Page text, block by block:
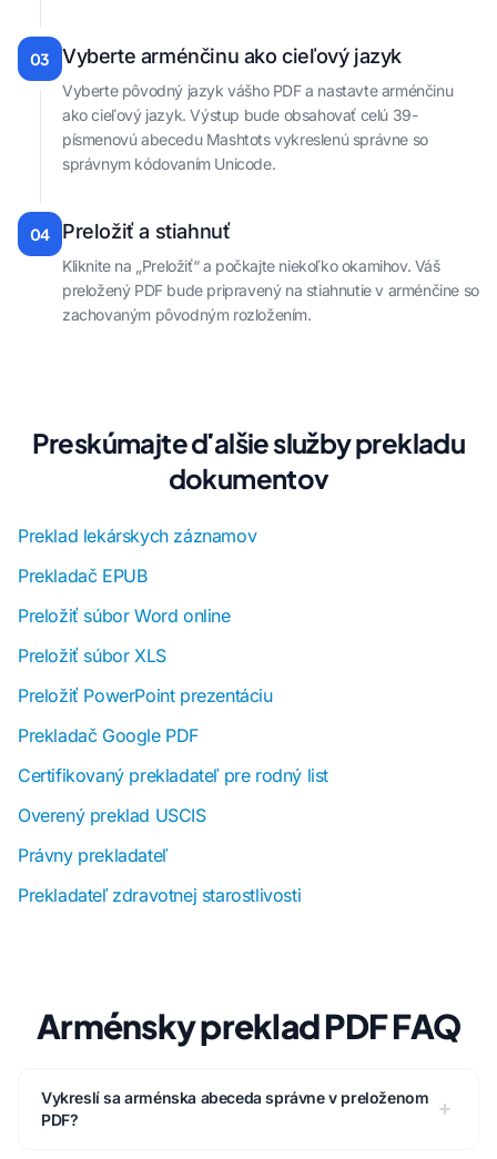
03 Vyberte arménčinu ako cieľový jazyk
Vyberte pôvodný jazyk vášho PDF a nastavte arménčinu
ako cieľový jazyk. Výstup bude obsahovať celú 39-
písmenovú abecedu Mashtots vykreslenú správne so
správnym kódovaním Unicode.
04 Preložiť a stiahnuť
Kliknite na „Preložiť“ a počkajte niekoľko okamihov. Váš
preložený PDF bude pripravený na stiahnutie v arménčine so
zachovaným pôvodným rozložením.
Preskúmajte ďalšie služby prekladu
dokumentov
Preklad lekárskych záznamov
Prekladač EPUB
Preložiť súbor Word online
Preložiť súbor XLS
Preložiť PowerPoint prezentáciu
Prekladač Google PDF
Certifikovaný prekladateľ pre rodný list
Overený preklad USCIS
Právny prekladateľ
Prekladateľ zdravotnej starostlivosti
Arménsky preklad PDF FAQ
Vykreslí sa arménska abeceda správne v preloženom
PDF?